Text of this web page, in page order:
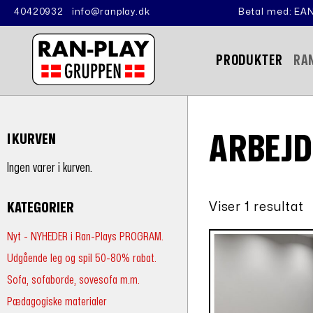
40420932 info@ranplay.dk Betal med:
PRODUKTER
I KURVEN
Ingen varer i kurven.
KATEGORIER
Nyt - NYHEDER i Ran-Plays PROGRAM.
Udgående leg og spil 50-80% rabat.
Sofa, sofaborde, sovesofa m.m.
Pædagogiske materialer
Viser 1 resultat